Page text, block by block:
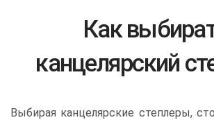
Как
канцелярский
Выбирая канцелярские степлеры,